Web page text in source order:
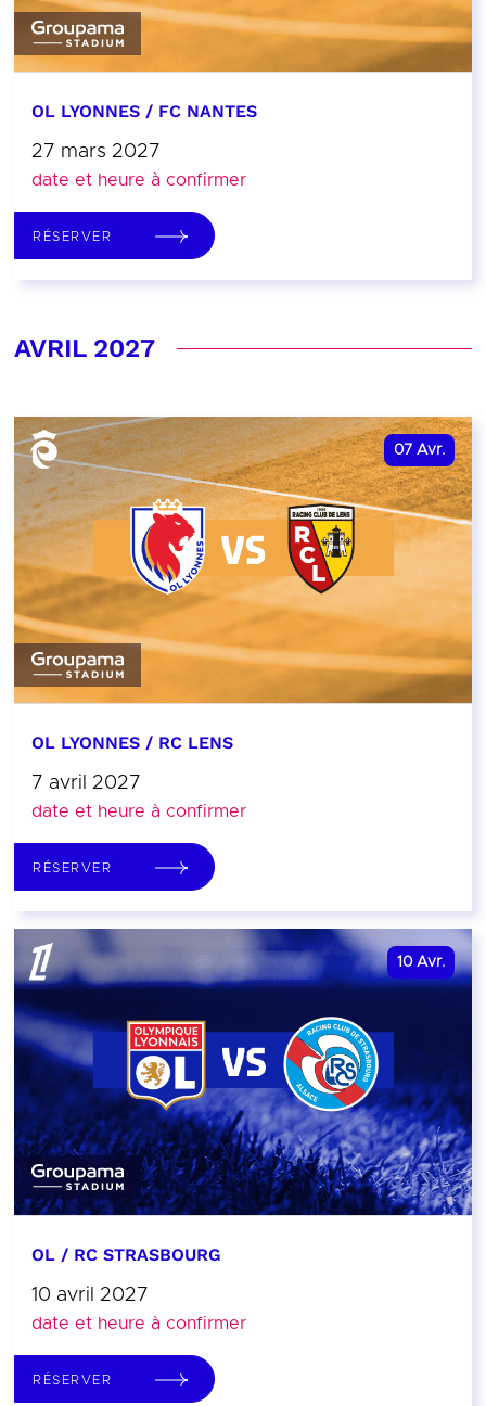
OL LYONNES / FC NANTES
27 mars 2027
date et heure à confirmer
RÉSERVER
AVRIL 2027
07 Avr.
OL LYONNES / RC LENS
7 avril 2027
date et heure à confirmer
RÉSERVER
10 Avr.
OL / RC STRASBOURG
10 avril 2027
date et heure à confirmer
RÉSERVER